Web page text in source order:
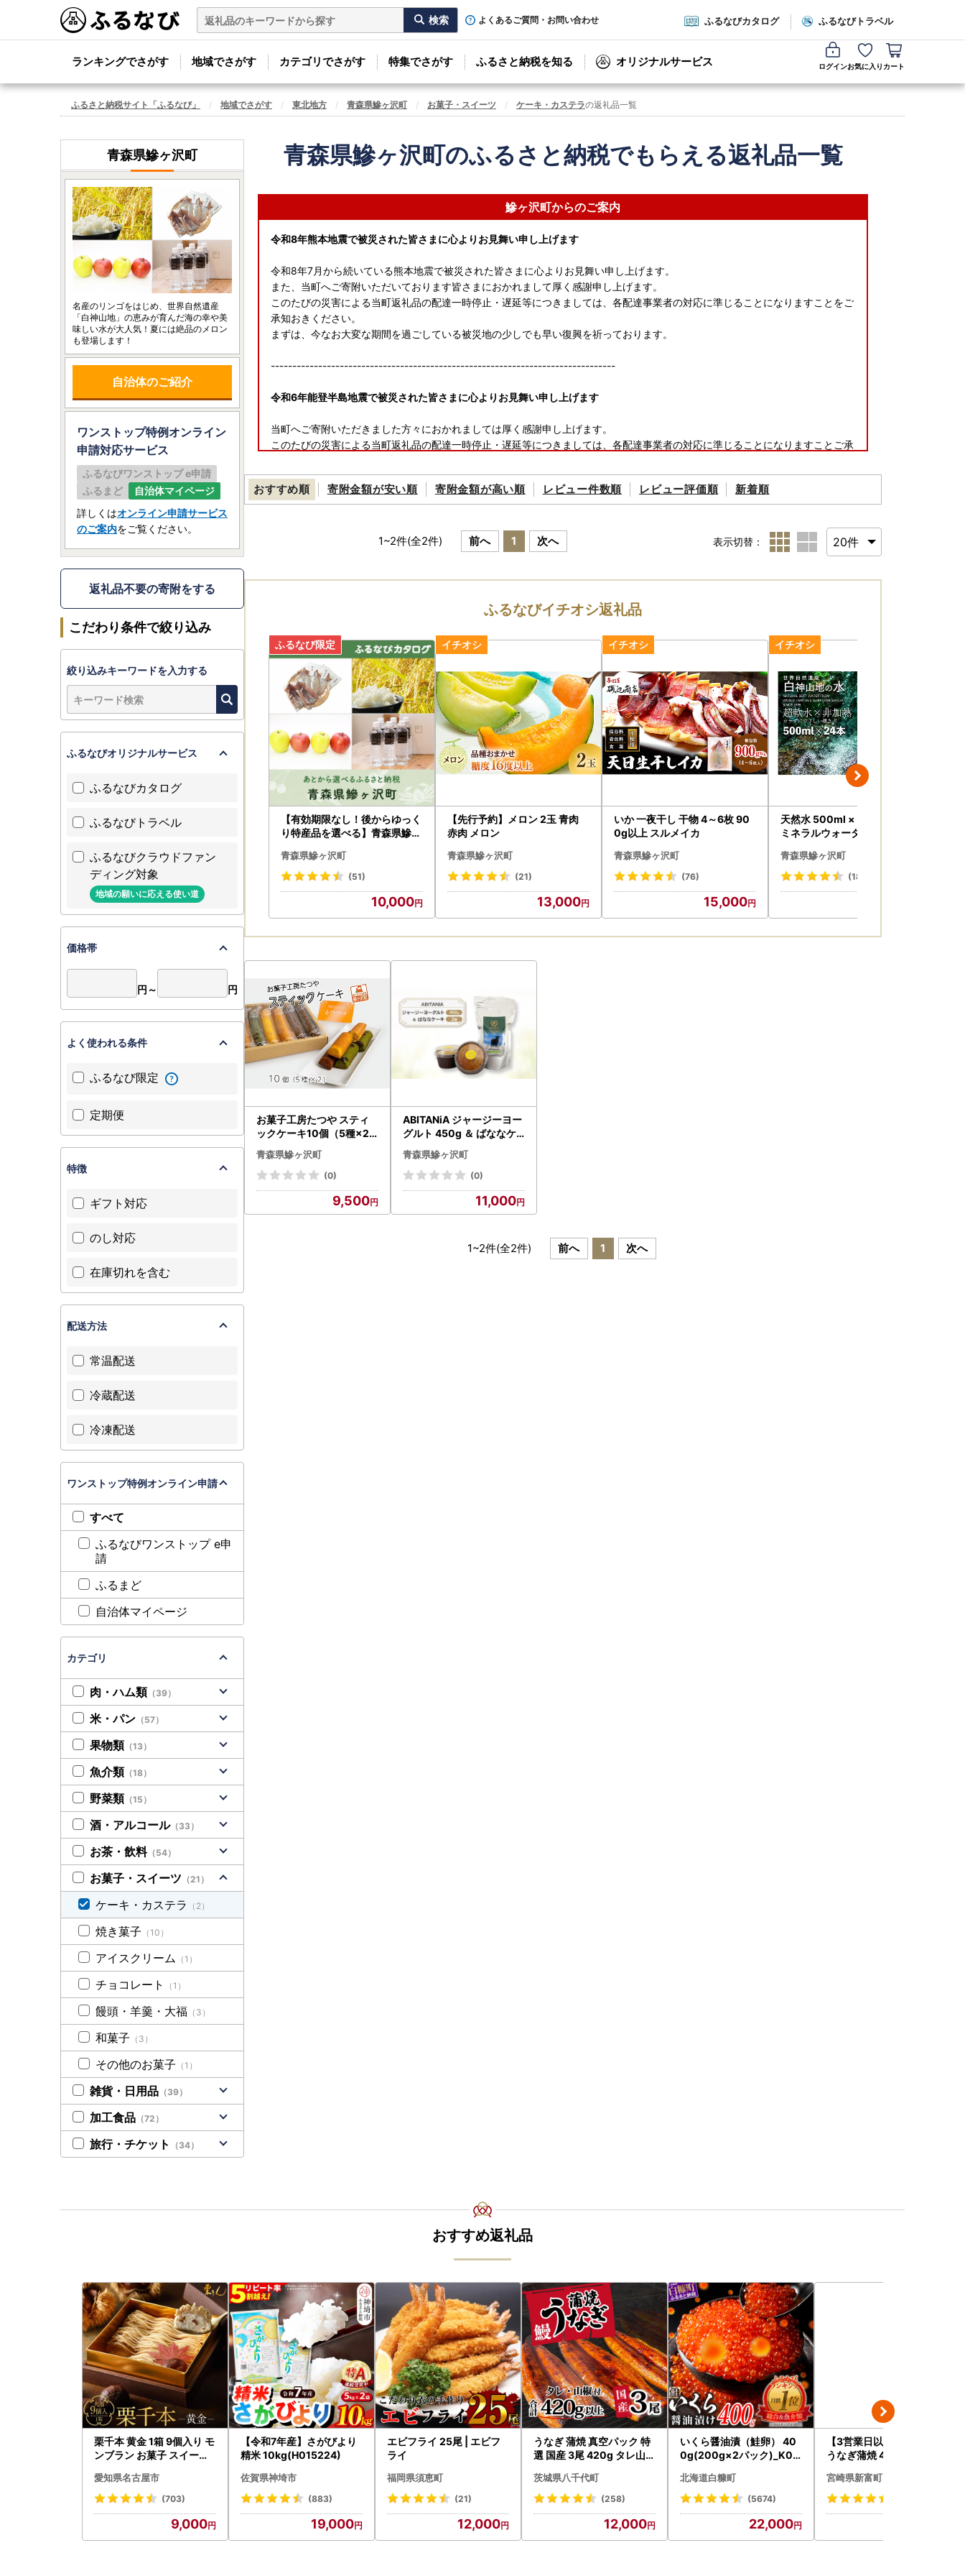
よくあるご質問・お問い合わせ ふるなびカタログ ふるなびトラベル
ランキングでさがす 地域でさがす カテゴリでさがす 特集でさがす ふるさと納税を知る オリジナルサービス ログインお気に入り カート
ふるさと納税サイト「ふるなび」 地域でさがす 東北地方 青森県鰺ヶ沢町 お菓子・スイーツ ケーキ・カステラの返礼品一覧
青森県鰺ヶ沢町のふるさと納税でもらえる返礼品一覧
鰺ヶ沢町からのご案内
令和8年熊本地震で被災された皆さまに心よりお見舞い申し上げます
令和8年7月から続いている熊本地震で被災された皆さまに心よりお見舞い申し上げます。
また、当町へご寄附いただいております皆さまにおかれまして厚く感謝申し上げます。
このたびの災害による当町返礼品の配達一時停止・遅延等につきましては、各配達事業者の対応に準じることになりますことをご
承知おきください。
まずは、今なお大変な期間を過ごしている被災地の少しでも早い復興を祈っております。
--------------------------------------------------------------------------------
令和6年能登半島地震で被災された皆さまに心よりお見舞い申し上げます
当町へご寄附いただきました方々におかれましては厚く感謝申し上げます。
このたびの災害による当町返礼品の配達一時停止・遅延等につきましては、各配達事業者の対応に準じることになりますことご承
重ねてご理解を賜りますようよろしくお願い申し上げます。
--------------------------------------------------------------------------------
『オンラインワンストップ申請について』
★自治体マイページ URL：https://mypg.jp/auth/login/
※自治体マイページのご利用には会員登録が必要です
※寄附データがマイページに反映されるまで2営業日ほどかかります
--------------------------------------------------------------------------------
『わさお記念像建立のご報告とお礼について』
この度、令和3年11月8日、海の駅わんど駐車場内に、わさおの顕彰を称えたわさお記念像が建立されました。
今回の建立にあたり、ふるさと納税をはじめ、多くの皆様からたくさんのご支援をいただきまして、厚くお礼申し上げます。
今後とも鰺ヶ沢町へ温かいご支援、ご協力のほどよろしくお願いいたします。
--------------------------------------------------------------------------------
おすすめ順 寄附金額が安い順 寄附金額が高い順 レビュー件数順 レビュー評価順 新着順
1~2件(全2件) 前へ 1 次へ 表示切替：
ふるなびイチオシ返礼品
【有効期限なし！後からゆっく
り特産品を選べる】青森県鰺ヶ
青森県鰺ヶ沢町
(51)
10,000
【先行予約】メロン 2玉 青肉
赤肉 メロン
青森県鰺ヶ沢町
(21)
13,000
いか 一夜干し 干物 4～6枚 90
0g以上 スルメイカ
青森県鰺ヶ沢町
(76)
15,000
天然水 500ml × 24本 白神山地
ミネラルウォーター 軟水 天然
青森県鰺ヶ沢町
(18)
お菓子工房たつや スティ
ックケーキ10個（5種×2
） 焼菓子
青森県鰺ヶ沢町
(0)
9,500
ABITANiA ジャージーヨー
グルト 450g ＆ ばななケ
ーキ 2個 セット ヨーグル
ト バナナケーキ ケーキ お
菓子 菓子 洋菓子 おかし 青
森県 鰺ヶ沢町
青森県鰺ヶ沢町
(0)
11,000
1~2件(全2件) 前へ 1 次へ
青森県鰺ヶ沢町
名産のリンゴをはじめ、世界自然遺産
「白神山地」の恵みが育んだ海の幸や美
味しい水が大人気！夏には絶品のメロン
も登場します！
自治体のご紹介
ワンストップ特例オンライン
申請対応サービス
ふるなびワンストップ e申請
ふるまど
自治体マイページ
詳しくはオンライン申請サービス
のご案内をご覧ください。
返礼品不要の寄附をする
こだわり条件で絞り込み
絞り込みキーワードを入力する
ふるなびオリジナルサービス
ふるなびカタログ
ふるなびトラベル
ふるなびクラウドファン
ディング対象
地域の願いに応える使い道
価格帯
円～ 円
よく使われる条件
ふるなび限定
定期便
特徴
ギフト対応
のし対応
在庫切れを含む
配送方法
常温配送
冷蔵配送
冷凍配送
ワンストップ特例オンライン申請
すべて
ふるなびワンストップ e申
請
ふるまど
自治体マイページ
カテゴリ
肉・ハム類 （39）
米・パン （57）
果物類 （13）
魚介類 （18）
野菜類 （15）
酒・アルコール（33）
お茶・飲料（54）
お菓子・スイーツ （21）
ケーキ・カステラ （2）
焼き菓子 （10）
アイスクリーム （1）
チョコレート （1）
饅頭・羊羹・大福 （3）
和菓子 （3）
その他のお菓子 （1）
雑貨・日用品 （39）
加工食品 （72）
旅行・チケット （34）
おすすめ返礼品
栗千本 黄金 1箱 9個入り モ
ンブラン お菓子 スイーツ
愛知県名古屋市
(703)
9,000
【令和7年産】さがびより
精米 10kg(H015224)
佐賀県神埼市
(883)
19,000
エビフライ 25尾 | エビフ
ライ
福岡県須恵町
(21)
12,000
うなぎ 蒲焼 真空パック 特
選 国産 3尾 420g タレ山椒
あり 茨城 ウナギ 鰻 個包装
人気 美味しい 小分け 八千
茨城県八千代町
(258)
12,000
いくら醤油漬（鮭卵） 40
0g(200g×2パック)_K02
北海道白糠町
(5674)
22,000
【3営業日以内出荷】特大
うなぎ蒲焼 4尾 無頭 840g
宮崎県新富町